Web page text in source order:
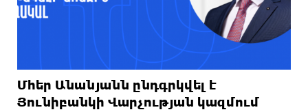
Մհեր Անանյանն ընդգրկվել է
Յունիբանկի Վարչության կազմում